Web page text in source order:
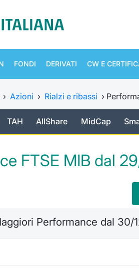
FONDI DERIVATI CW E
› Azioni › Rialzi e ribassi ›
TAH AllShare MidCap
FTSE MIB dal
Performance dal 30/